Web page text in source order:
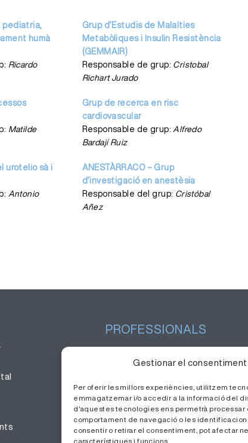
Gestionar el
Per oferir les millors experiències, utilitzem
emmagatzemar i/o accedir a la informació del
d'aquestes tecnologies ens permetrà processar
comportament de navegació o les
consentir o retirar el consentiment, pot afectar
característiques i funcions.
pediatria,
humà
Ricardo
Matilde
urotelio sà i
Antonio
Grup d’Estudis de Malalties
Metabòliques i Insulin Resistència
(GEMMAIR)
Responsable de grup: Cristobal
Richart Jurado
Grup de recerca en risc
cardiovascular
Responsable de grup: Alfredo
Bardají Ruiz
ANESTÀRRACO – Grup
d’investigació en anestèsia
Responsable del grup: Cristóbal
Añez
PROFESSIONALS
Gestió del coneixement
Àrea Privada